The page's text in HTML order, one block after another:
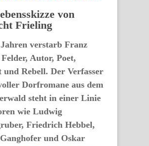
von
Frieling
verstarb Franz
Autor, Poet,
und Rebell. Der Verfasser
Dorfromane aus dem
steht in einer Linie
wie Ludwig
Friedrich Hebbel,
und Oskar